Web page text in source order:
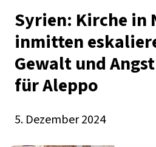
Syrien: Kirche
inmitten
Gewalt und
für Aleppo
5. Dezember 2024